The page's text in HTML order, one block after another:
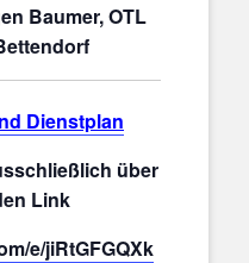
Baumer, OTL
Dienstplan
über
Link
e/jiRtGFGQXk